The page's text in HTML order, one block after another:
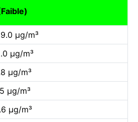
µg/m³
µg/m³
µg/m³
µg/m³
µg/m³